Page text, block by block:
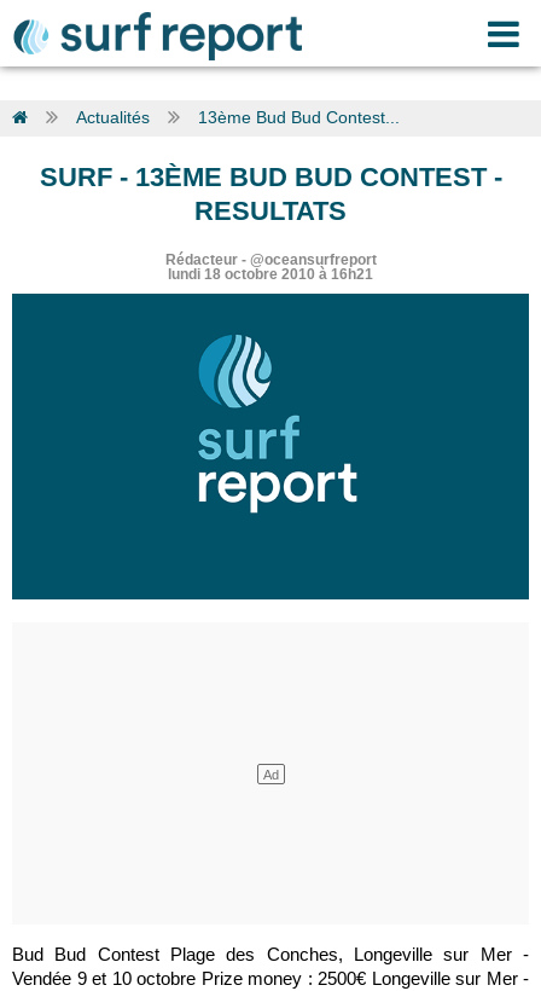
Actualités 13ème Bud Bud Contest...
SURF- 13ÈME BUD BUD CONTEST -
RESULTATS
Rédacteur- @oceansurfreport
lundi 18 octobre 2010 à 16h21
Bud Bud Contest Plage des Conches, Longeville sur Mer -
Vendée 9 et 10 octobre Prize money : 2500€ Longeville sur Mer -